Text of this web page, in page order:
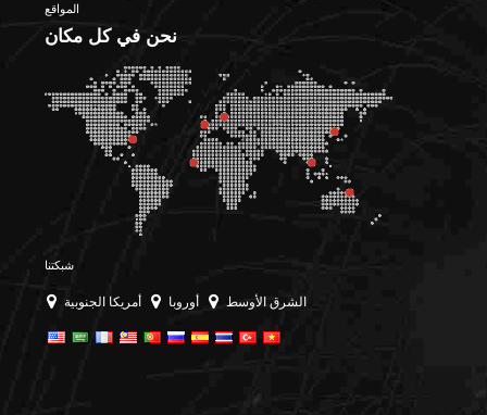
المواقع
نحن في كل مكان
شبكتنا
الشرق الأوسط أوروبا أمريكا الجنوبية